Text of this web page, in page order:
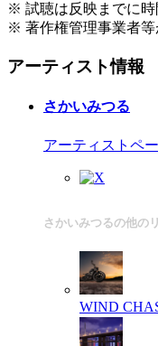
※ 試聴は反映までに時
※ 著作権管理事業者等
アーティスト情報
さかいみつる
アーティストペ
さかいみつるの他の
WIND